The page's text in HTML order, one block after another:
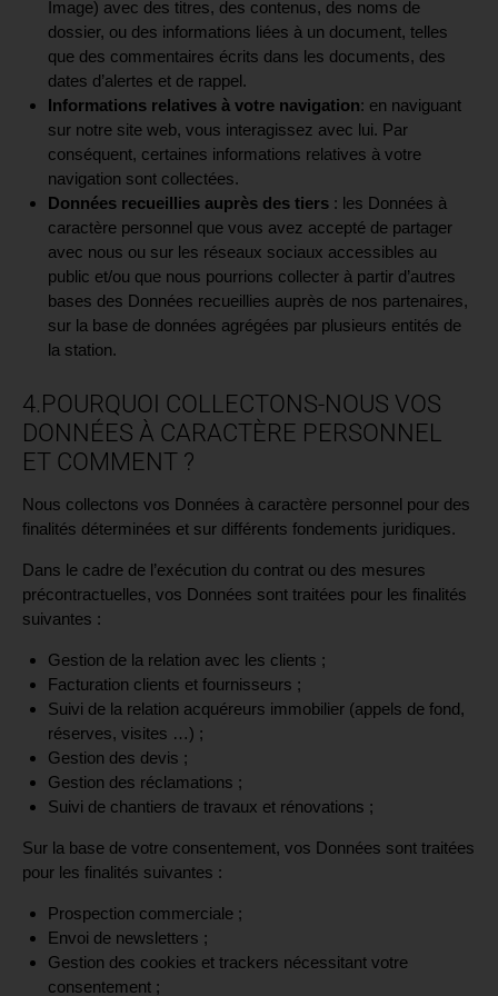
Image) avec des titres, des contenus, des noms de
dossier, ou des informations liées à un document, telles
que des commentaires écrits dans les documents, des
dates d’alertes et de rappel.
Informations relatives à votre navigation: en naviguant
sur notre site web, vous interagissez avec lui. Par
conséquent, certaines informations relatives à votre
navigation sont collectées.
Données recueillies auprès des tiers : les Données à
caractère personnel que vous avez accepté de partager
avec nous ou sur les réseaux sociaux accessibles au
public et/ou que nous pourrions collecter à partir d’autres
bases des Données recueillies auprès de nos partenaires,
sur la base de données agrégées par plusieurs entités de
la station.
4.POURQUOI COLLECTONS-NOUS VOS
DONNÉES À CARACTÈRE PERSONNEL
ET COMMENT ?
Nous collectons vos Données à caractère personnel pour des
finalités déterminées et sur différents fondements juridiques.
Dans le cadre de l’exécution du contrat ou des mesures
précontractuelles, vos Données sont traitées pour les finalités
suivantes :
Gestion de la relation avec les clients ;
Facturation clients et fournisseurs ;
Suivi de la relation acquéreurs immobilier (appels de fond,
réserves, visites …) ;
Gestion des devis ;
Gestion des réclamations ;
Suivi de chantiers de travaux et rénovations ;
Sur la base de votre consentement, vos Données sont traitées
pour les finalités suivantes :
Prospection commerciale ;
Envoi de newsletters ;
Gestion des cookies et trackers nécessitant votre
consentement ;